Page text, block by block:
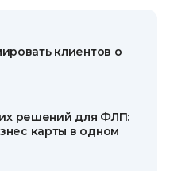
клиентов о
решений для ФЛП:
карты в одном